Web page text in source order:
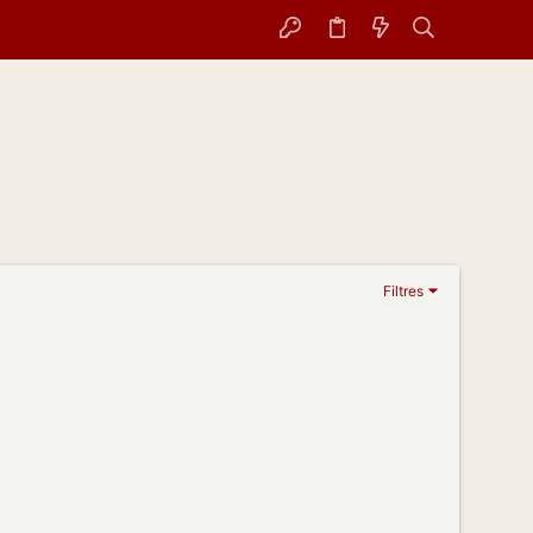
Filtres